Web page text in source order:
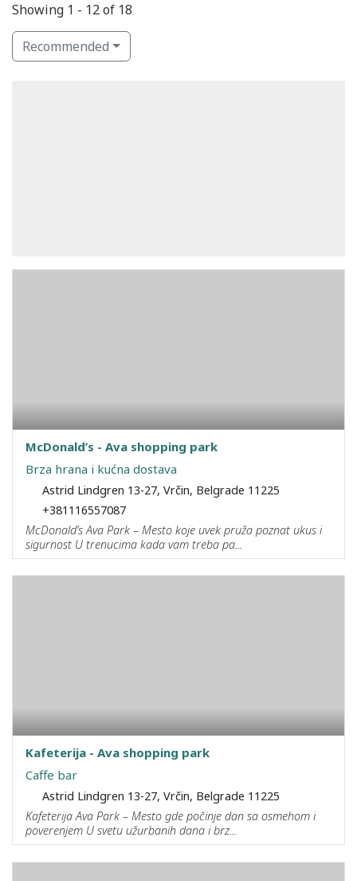
Showing 1 - 12 of 18
Recommended
McDonald’s - Ava shopping park
Brza hrana i kućna dostava
Astrid Lindgren 13-27, Vrčin, Belgrade 11225
+381116557087
McDonald’s Ava Park – Mesto koje uvek pruža poznat ukus i
sigurnost U trenucima kada vam treba pa...
Kafeterija - Ava shopping park
Caffe bar
Astrid Lindgren 13-27, Vrčin, Belgrade 11225
Kafeterija Ava Park – Mesto gde počinje dan sa osmehom i
poverenjem U svetu užurbanih dana i brz...